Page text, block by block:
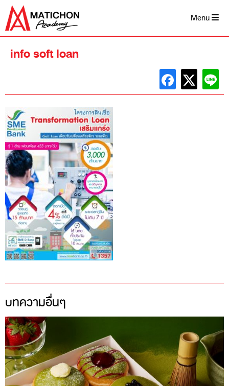
Skip
content
Menu
info soft loan
บทความอื่นๆ